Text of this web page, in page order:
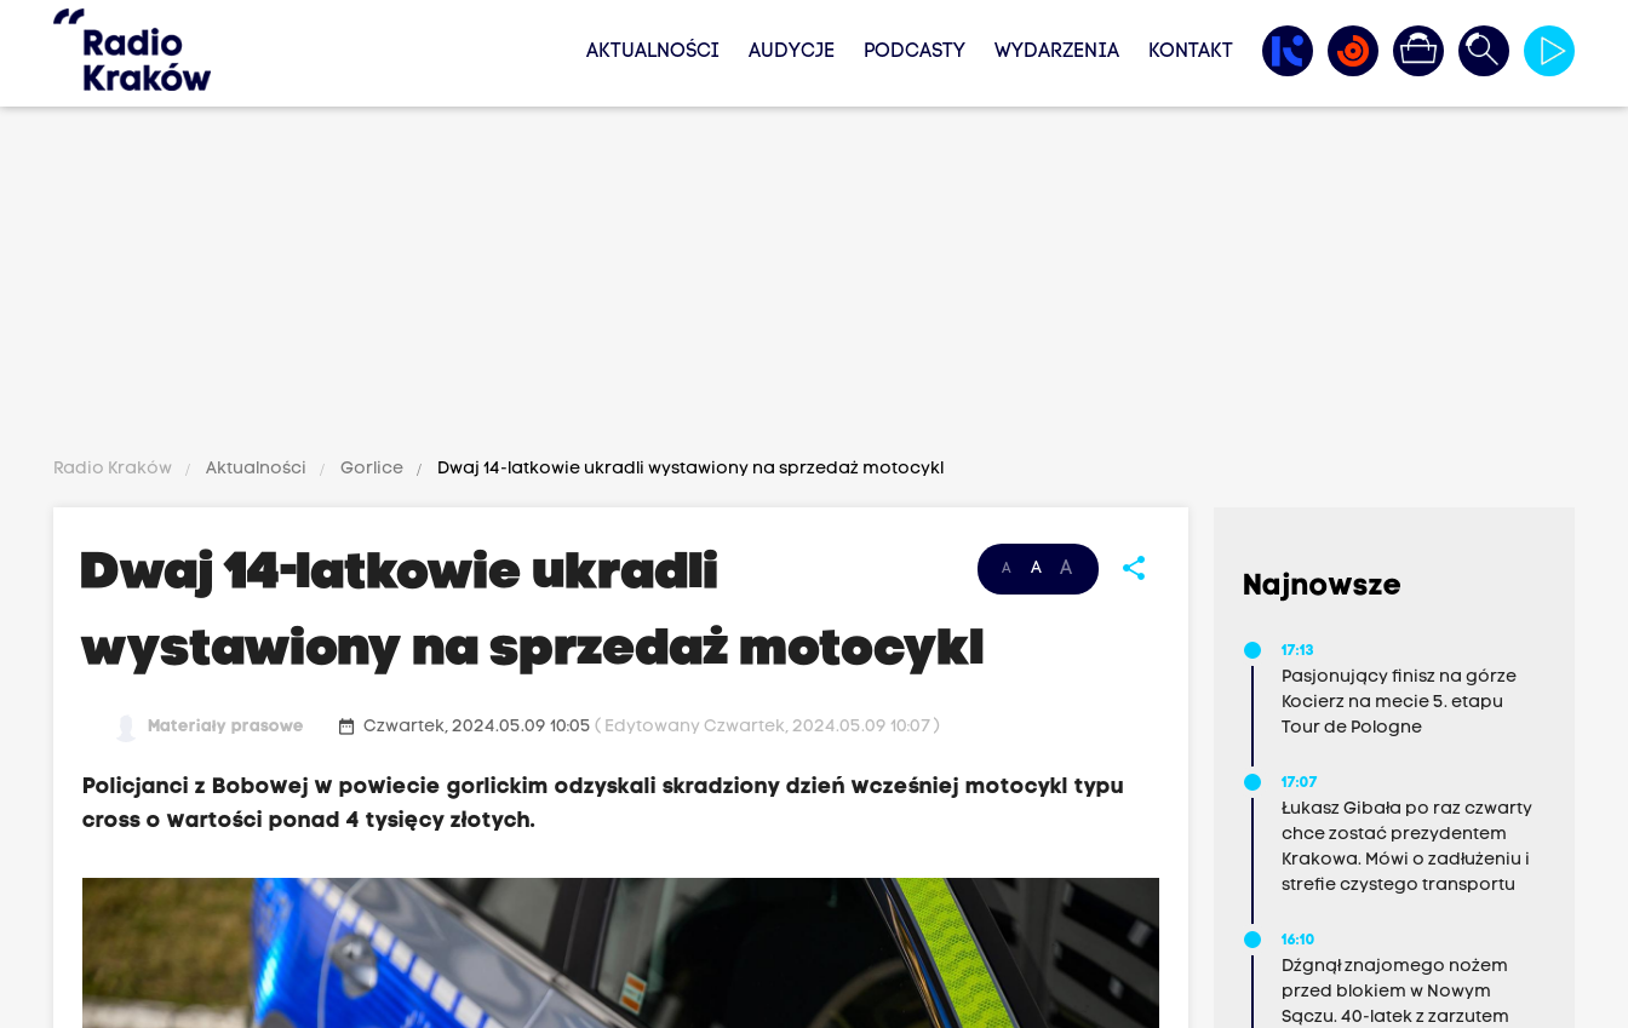
AKTUALNOŚCI AUDYCJE PODCASTY WYDARZENIA KONTAKT
Radio Kraków Aktualności Gorlice Dwaj 14-latkowie ukradli wystawiony na sprzedaż motocykl
A A A share
Dwaj 14-latkowie ukradli
wystawiony na sprzedaż motocykl
Materiały prasowe date_range Czwartek, 2024.05.09 10:05( Edytowany Czwartek, 2024.05.09 10:07 )
Policjanci z Bobowej w powiecie gorlickim odzyskali skradziony dzień wcześniej motocykl typu
cross o wartości ponad 4 tysięcy złotych.
Najnowsze
17:13
Pasjonujący finisz na górze
Kocierz na mecie 5. etapu
Tour de Pologne
17:07
Łukasz Gibała po raz czwarty
chce zostać prezydentem
Krakowa. Mówi o zadłużeniu i
strefie czystego transportu
16:10
Dźgnął znajomego nożem
przed blokiem w Nowym
Sączu. 40-latek z zarzutem